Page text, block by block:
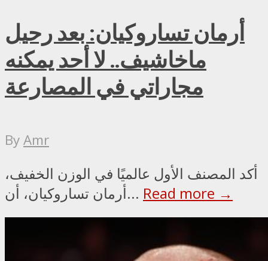
أرمان تساروكيان: بعد رحيل
ماخاشيف.. لا أحد يمكنه
مجاراتي في المصارعة
ByAmr
أكد المصنف الأول عالميًا في الوزن الخفيف،
أرمان تساروكيان، أن... Read more →